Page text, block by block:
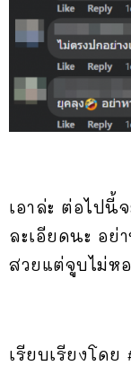
เอาล่ะ ต่อไปนี้
ละเอียดนะ อย่
สวยแต่จูบไม่ห
เรียบเรียงโดย